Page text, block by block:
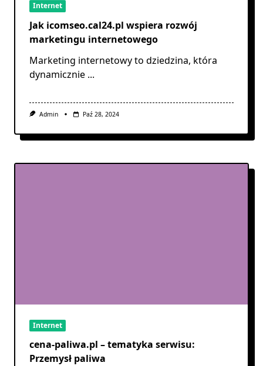
Internet
Jak icomseo.cal24.pl wspiera rozwój
marketingu internetowego
Marketing internetowy to dziedzina, która
dynamicznie ...
Admin Paź 28, 2024
Internet
cena-paliwa.pl – tematyka serwisu:
Przemysł paliwa